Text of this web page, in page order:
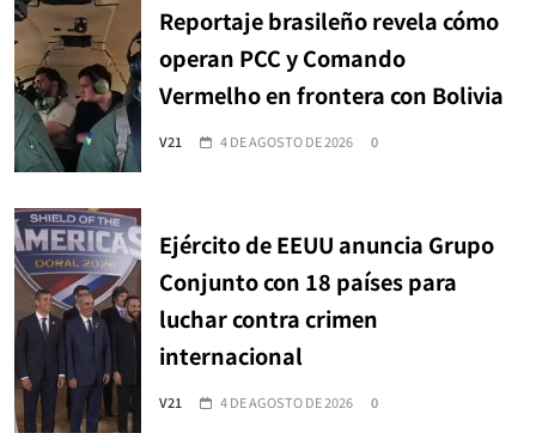
Reportaje brasileño revela cómo
operan PCC y Comando
Vermelho en frontera con Bolivia
V21 4 DE AGOSTO DE 2026 0
Ejército de EEUU anuncia Grupo
Conjunto con 18 países para
luchar contra crimen
internacional
V21 4 DE AGOSTO DE 2026 0